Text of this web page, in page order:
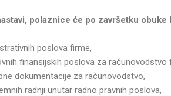
polaznice će po završetku
poslova firme,
finansijskih poslova za računovodstvo
dokumentacije za računovodstvo,
radnji unutar radno pravnih poslova,